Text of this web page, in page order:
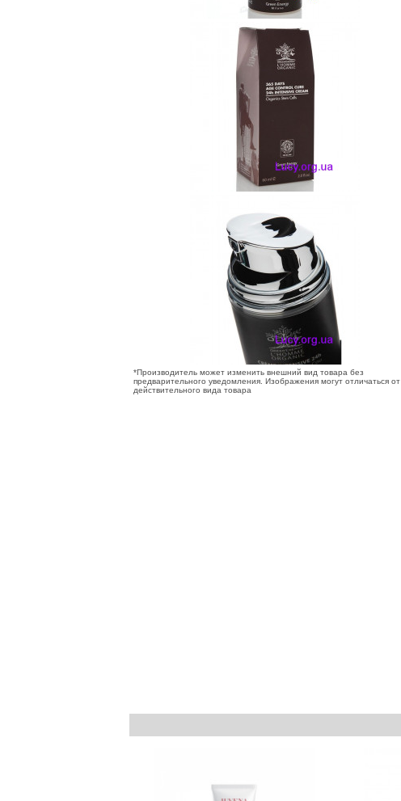
*Производитель может изменить внешний вид товара без
предварительного уведомления. Изображения могут отличаться от
действительного вида товара